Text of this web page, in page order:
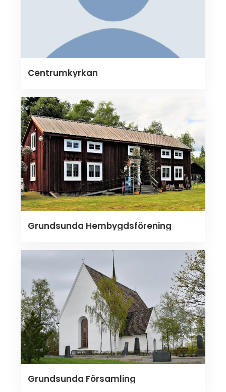
Centrumkyrkan
Grundsunda Hembygdsförening
Grundsunda Församling